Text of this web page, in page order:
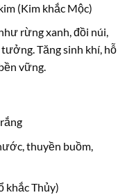
(Kim khắc Mộc)
rừng xanh, đồi núi,
Tăng sinh khí, hỗ
vững.
thuyền buồm,
khắc Thủy)